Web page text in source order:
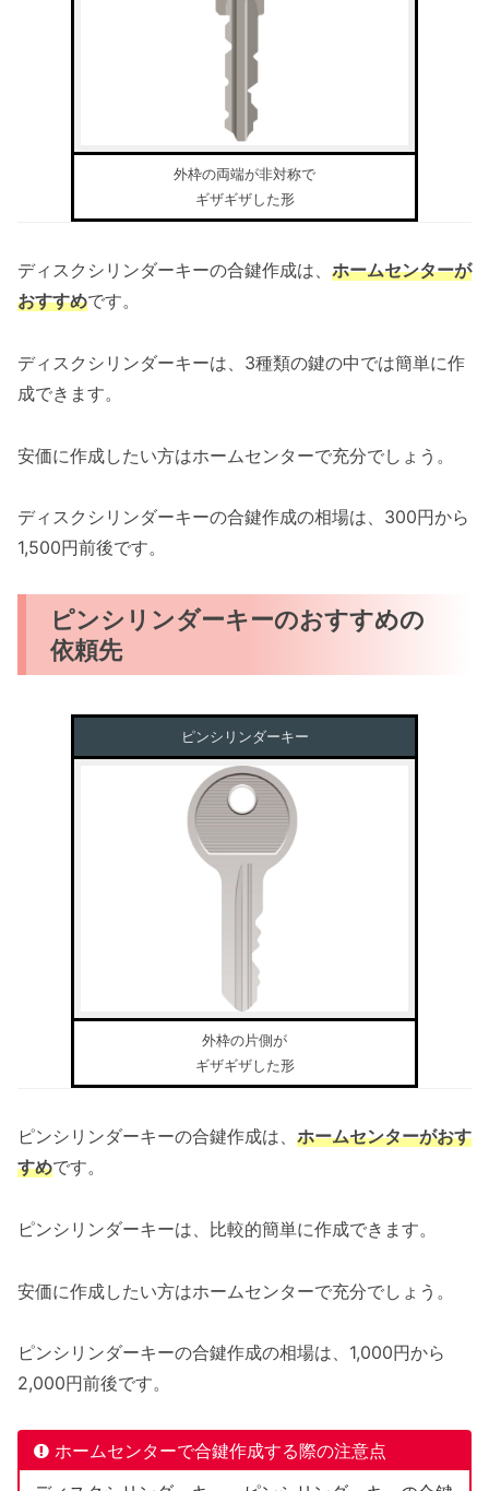
外枠の両端が非対称で
ギザギザした形
ディスクシリンダーキーの合鍵作成は、 ホームセンターが
おすすめです。
ディスクシリンダーキーは、3種類の鍵の中では簡単に作
成できます。
安価に作成したい方はホームセンターで充分でしょう。
ディスクシリンダーキーの合鍵作成の相場は、300円から
1,500円前後です。
ピンシリンダーキーのおすすめの
依頼先
ピンシリンダーキー
外枠の片側が
ギザギザした形
ピンシリンダーキーの合鍵作成は、 ホームセンターがおす
すめです。
ピンシリンダーキーは、比較的簡単に作成できます。
安価に作成したい方はホームセンターで充分でしょう。
ピンシリンダーキーの合鍵作成の相場は、1,000円から
2,000円前後です。
ホームセンターで合鍵作成する際の注意点